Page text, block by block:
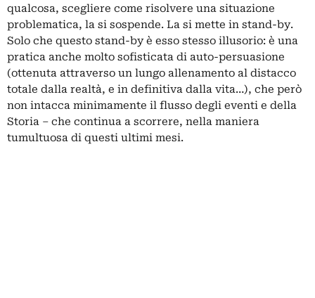
qualcosa, scegliere come risolvere una situazione
problematica, la si sospende. La si mette in stand-by.
Solo che questo stand-by è esso stesso illusorio: è una
pratica anche molto sofisticata di auto-persuasione
(ottenuta attraverso un lungo allenamento al distacco
totale dalla realtà, e in definitiva dalla vita…), che però
non intacca minimamente il flusso degli eventi e della
Storia – che continua a scorrere, nella maniera
tumultuosa di questi ultimi mesi.